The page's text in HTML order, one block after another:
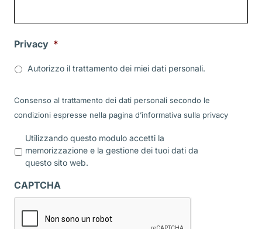
Privacy *
Autorizzo il trattamento dei miei dati personali.
Consenso al trattamento dei dati personali secondo le
condizioni espresse nella pagina d’informativa sulla privacy
r
a
c
Utilizzando questo modulo accetti la
memorizzazione e la gestione dei tuoi dati da
questo sito web.
CAPTCHA